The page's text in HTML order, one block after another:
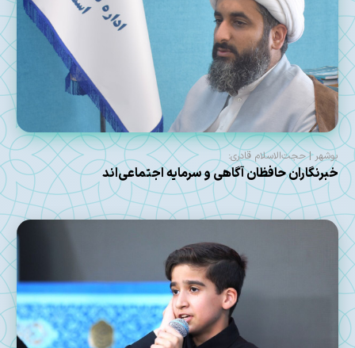
بوشهر | حجت‌الاسلام قادری:
خبرنگاران حافظان آگاهی و سرمایه اجتماعی‌اند